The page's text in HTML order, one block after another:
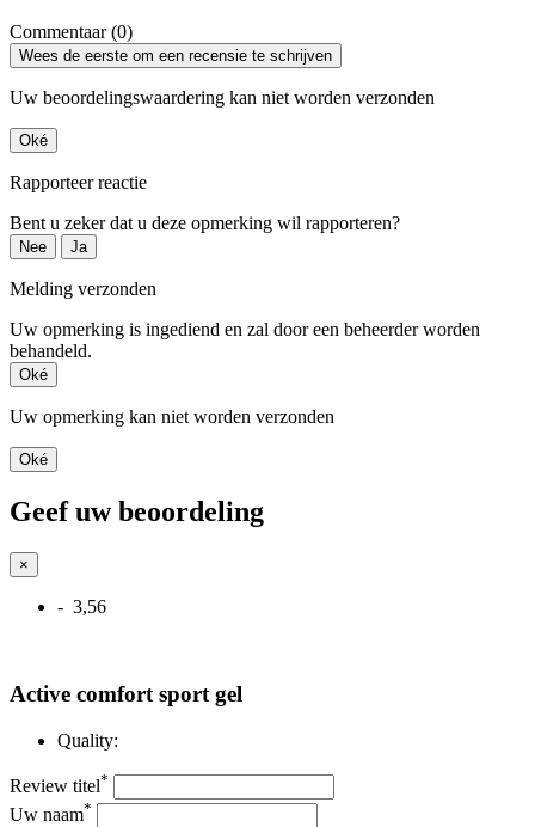
Commentaar (0)
Wees de eerste om een recensie te schrijven
Uw beoordelingswaardering kan niet worden verzonden
Oké
Rapporteer reactie
Bent u zeker dat u deze opmerking wil rapporteren?
Nee Ja
Melding verzonden
Uw opmerking is ingediend en zal door een beheerder worden
behandeld.
Oké
Uw opmerking kan niet worden verzonden
Oké
Geef uw beoordeling
×
- 3,56
Active comfort sport gel
Quality:
Review titel*
Uw naam*